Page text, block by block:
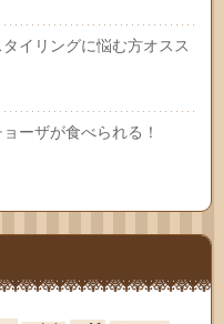
イリングに悩む方オスス
ーザが食べられる！